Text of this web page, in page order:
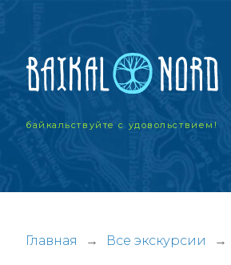
байкальствуйтес удовольствием!
Главная → Все экскурсии →